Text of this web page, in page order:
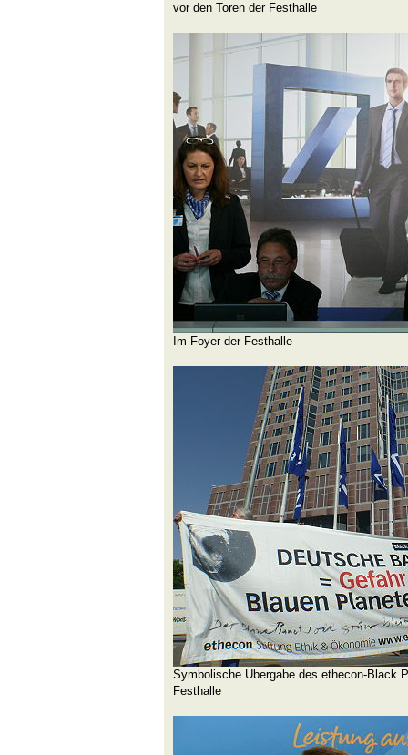
vor den Toren der Festhalle
Im Foyer der Festhalle
Symbolische Übergabe des ethecon-Black
Festhalle